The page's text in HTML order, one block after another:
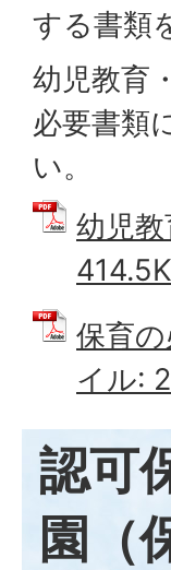
する書類
幼児教育
必要書類
い。
幼児
保育
イル:
認可
園（